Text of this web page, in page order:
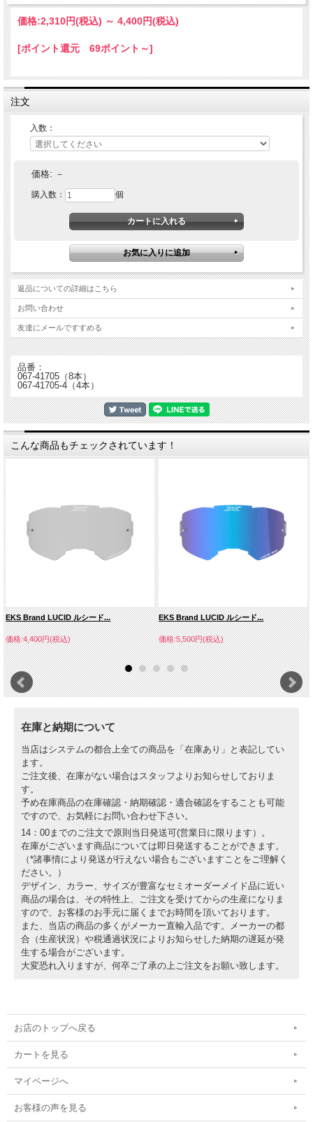
価格:2,310円(税込) ～ 4,400円(税込)
[ポイント還元 69ポイント～]
注文
入数：
価格: －
購入数： 個
返品についての詳細はこちら
お問い合わせ
友達にメールですすめる
品番：
067-41705（8本）
067-41705-4（4本）
こんな商品もチェックされています！
EKS Brand LUCID ルシード...
価格:4,400円(税込)
EKS Brand LUCID ルシード...
価格:5,500円(税込)
在庫と納期について
当店はシステムの都合上全ての商品を「在庫あり」と表記してい
ます。
ご注文後、在庫がない場合はスタッフよりお知らせしておりま
す。
予め在庫商品の在庫確認・納期確認・適合確認をすることも可能
ですので、お気軽にお問い合わせ下さい。
14：00までのご注文で原則当日発送可(営業日に限ります）。
在庫がございます商品については即日発送することができます。
（*諸事情により発送が行えない場合もございますことをご理解く
ださい。）
デザイン、カラー、サイズが豊富なセミオーダーメイド品に近い
商品の場合は、その特性上、ご注文を受けてからの生産になりま
すので、お客様のお手元に届くまでお時間を頂いております。
また、当店の商品の多くがメーカー直輸入品です。メーカーの都
合（生産状況）や税通過状況によりお知らせした納期の遅延が発
生する場合がございます。
大変恐れ入りますが、何卒ご了承の上ご注文をお願い致します。
お店のトップへ戻る
カートを見る
マイページへ
お客様の声を見る